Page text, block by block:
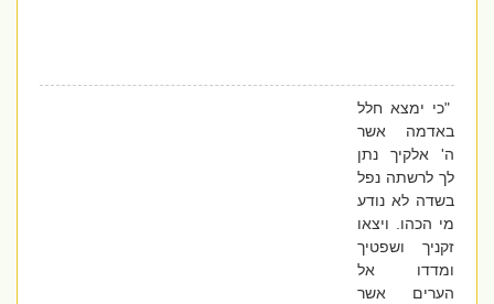
"כי ימצא חלל
באדמה אשר
ה' אלקיך נתן
לך לרשתה נפל
בשדה לא נודע
מי הכהו. ויצאו
זקניך ושפטיך
ומדדו אל
הערים אשר